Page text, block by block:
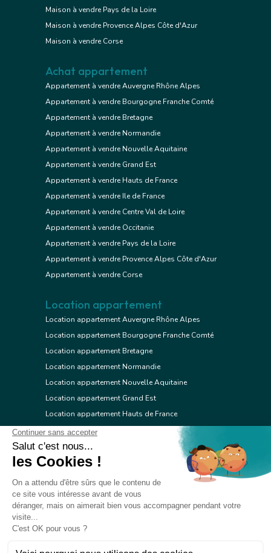
Maison à vendre Pays de la Loire
Maison à vendre Provence Alpes Côte d'Azur
Maison à vendre Corse
Achat appartement
Appartement à vendre Auvergne Rhône Alpes
Appartement à vendre Bourgogne Franche Comté
Appartement à vendre Bretagne
Appartement à vendre Normandie
Appartement à vendre Nouvelle Aquitaine
Appartement à vendre Grand Est
Appartement à vendre Hauts de France
Appartement à vendre Ile de France
Appartement à vendre Centre Val de Loire
Appartement à vendre Occitanie
Appartement à vendre Pays de la Loire
Appartement à vendre Provence Alpes Côte d'Azur
Appartement à vendre Corse
Location appartement
Location appartement Auvergne Rhône Alpes
Location appartement Bourgogne Franche Comté
Location appartement Bretagne
Location appartement Normandie
Location appartement Nouvelle Aquitaine
Location appartement Grand Est
Location appartement Hauts de France
Location appartement Ile de France
Location appartement Centre Val de Loire
Location appartement Occitanie
Location appartement Provence Alpes Côte d'Azur
Location appartement Corse